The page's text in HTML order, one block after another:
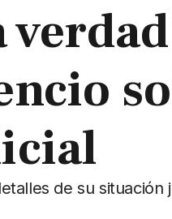
de su situación